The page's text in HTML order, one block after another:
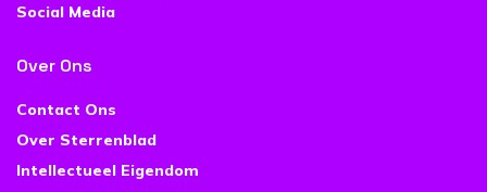
Social Media
Over Ons
Contact Ons
Over Sterrenblad
Intellectueel Eigendom